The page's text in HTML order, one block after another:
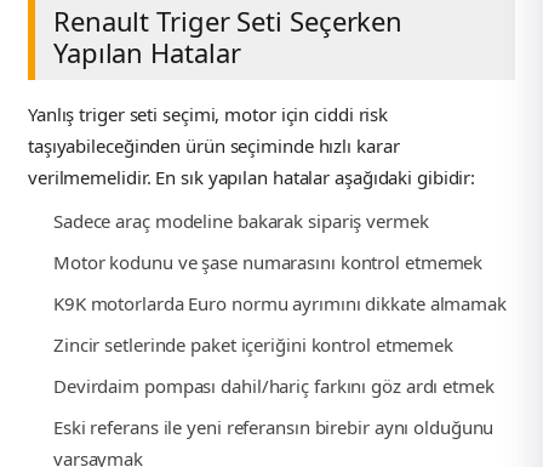
Renault Triger Seti Seçerken
Yapılan Hatalar
Yanlış triger seti seçimi, motor için ciddi risk
taşıyabileceğinden ürün seçiminde hızlı karar
verilmemelidir. En sık yapılan hatalar aşağıdaki gibidir:
Sadece araç modeline bakarak sipariş vermek
Motor kodunu ve şase numarasını kontrol etmemek
K9K motorlarda Euro normu ayrımını dikkate almamak
Zincir setlerinde paket içeriğini kontrol etmemek
Devirdaim pompası dahil/hariç farkını göz ardı etmek
Eski referans ile yeni referansın birebir aynı olduğunu
varsaymak